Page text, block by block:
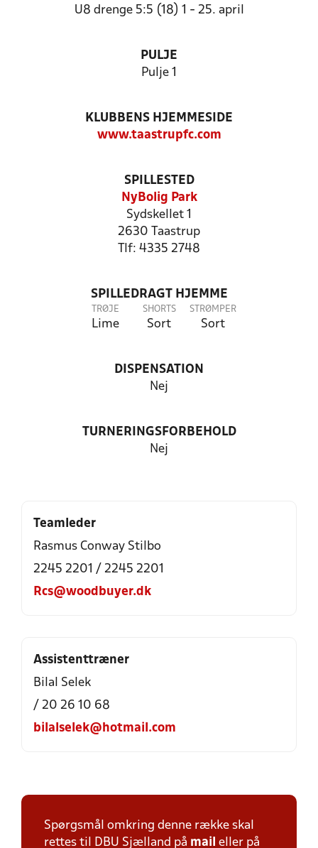
U8 drenge 5:5 (18) 1 - 25. april
PULJE
Pulje 1
KLUBBENS HJEMMESIDE
www.taastrupfc.com
SPILLESTED
NyBolig Park
Sydskellet 1
2630 Taastrup
Tlf: 4335 2748
SPILLEDRAGT HJEMME
TRØJE
Lime
SHORTS
Sort
STRØMPER
Sort
DISPENSATION
Nej
TURNERINGSFORBEHOLD
Nej
Teamleder
Rasmus Conway Stilbo
2245 2201 / 2245 2201
Rcs@woodbuyer.dk
Assistenttræner
Bilal Selek
/ 20 26 10 68
bilalselek@hotmail.com
Spørgsmål omkring denne række skal
rettes til DBU Sjælland på mail eller på